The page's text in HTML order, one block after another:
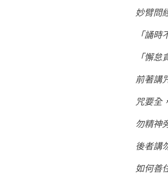
妙臂問
「誦
「懈
前著講
咒要全
勿精神
後者講
如何善